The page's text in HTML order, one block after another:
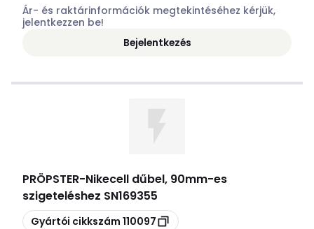
Ár- és raktárinformációk megtekintéséhez kérjük,
jelentkezzen be!
Bejelentkezés
PRÖPSTER-Nikecell dűbel, 90mm-es
szigeteléshez SN169355
Másolás
Gyártói cikkszám 110097